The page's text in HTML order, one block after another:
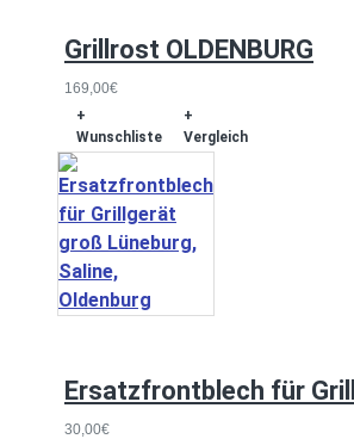
Grillrost OLDENBURG
169,00€
+
Wunschliste
+
Vergleich
Ersatzfrontblech für
30,00€